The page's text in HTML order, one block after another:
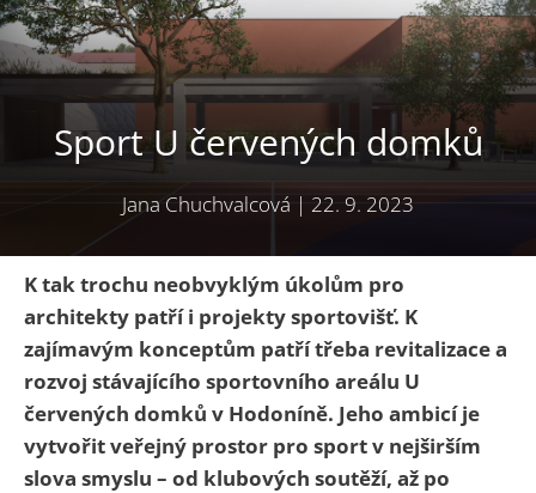
Sport U červených domků
Jana Chuchvalcová | 22. 9. 2023
K tak trochu neobvyklým úkolům pro
architekty patří i projekty sportovišť. K
zajímavým konceptům patří třeba revitalizace a
rozvoj stávajícího sportovního areálu U
červených domků v Hodoníně. Jeho ambicí je
vytvořit veřejný prostor pro sport v nejširším
slova smyslu – od klubových soutěží, až po